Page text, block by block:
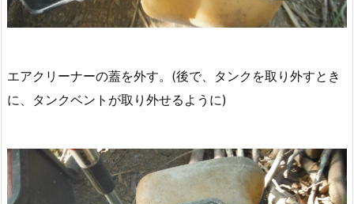
エアクリーナーの蓋を外す。(後で、タンクを取り外すとき
に、タンクベントが取り外せるように)